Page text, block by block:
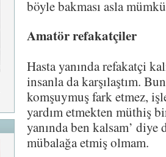
böyle bakması asla
Amatör refakatçiler
Hasta yanında refakatçi
insanla da karşılaştım.
komşuymuş fark etmez,
yardım etmekten müthiş
yanında ben kalsam’
mübalağa etmiş olmam.